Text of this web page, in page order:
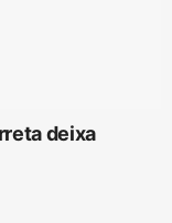
deixa